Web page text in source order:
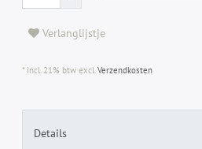
Verlanglijstje
* incl. 21% btw excl.Verzendkosten
Details